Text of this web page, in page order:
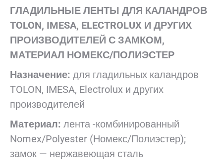
ГЛАДИЛЬНЫЕ ЛЕНТЫ ДЛЯ КАЛАНДРОВ
TOLON, IMESA, ELECTROLUX И ДРУГИХ
ПРОИЗВОДИТЕЛЕЙ С ЗАМКОМ,
МАТЕРИАЛ НОМЕКС/ПОЛИЭСТЕР
Назначение: для гладильных каландров
TOLON, IMESA, Electrolux и других
производителей
Материал: лента -комбинированный
Nomex/Polyester (Номекс/Полиэстер);
замок — нержавеющая сталь